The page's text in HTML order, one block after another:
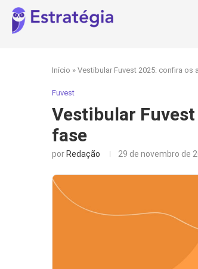
Início » Vestibular Fuvest 2025: confira os
Fuvest
Vestibular
fase
por Redação 29 de novembro de